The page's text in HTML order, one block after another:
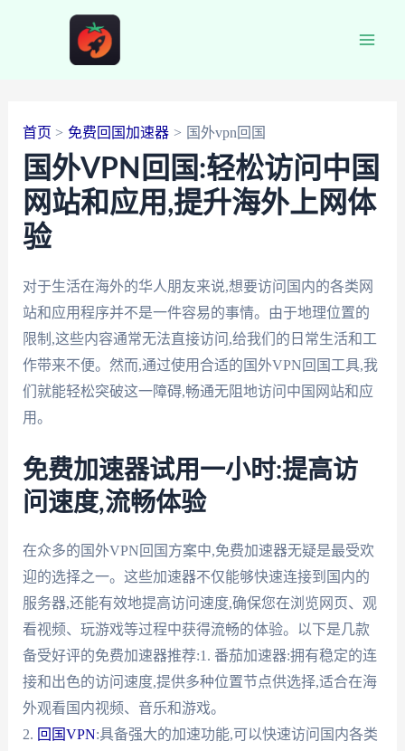
首页 免费回国加速器 国外vpn回国
国外VPN回国:轻松访问中国
网站和应用,提升海外上网体
验
对于生活在海外的华人朋友来说,想要访问国内的各类网
站和应用程序并不是一件容易的事情。由于地理位置的
限制,这些内容通常无法直接访问,给我们的日常生活和工
作带来不便。然而,通过使用合适的国外VPN回国工具,我
们就能轻松突破这一障碍,畅通无阻地访问中国网站和应
用。
免费加速器试用一小时:提高访
问速度,流畅体验
在众多的国外VPN回国方案中,免费加速器无疑是最受欢
迎的选择之一。这些加速器不仅能够快速连接到国内的
服务器,还能有效地提高访问速度,确保您在浏览网页、观
看视频、玩游戏等过程中获得流畅的体验。以下是几款
备受好评的免费加速器推荐:1. 番茄加速器:拥有稳定的连
接和出色的访问速度,提供多种位置节点供选择,适合在海
外观看国内视频、音乐和游戏。
2. 回国VPN:具备强大的加速功能,可以快速访问国内各类